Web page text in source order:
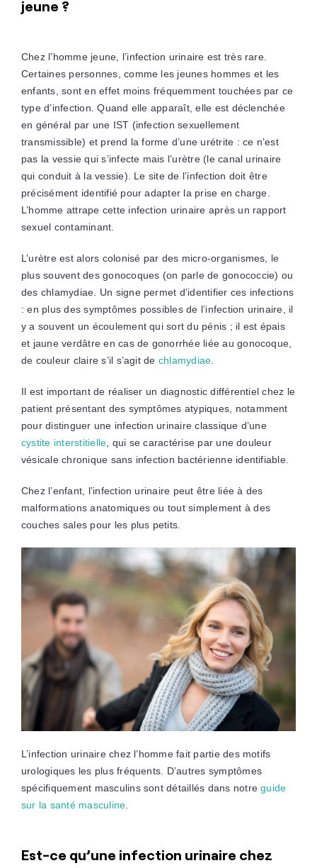
jeune ?
Chez l’homme jeune, l’infection urinaire est très rare.
Certaines personnes, comme les jeunes hommes et les
enfants, sont en effet moins fréquemment touchées par ce
type d’infection. Quand elle apparaît, elle est déclenchée
en général par une IST (infection sexuellement
transmissible) et prend la forme d’une urétrite : ce n’est
pas la vessie qui s’infecte mais l’urètre (le canal urinaire
qui conduit à la vessie). Le site de l’infection doit être
précisément identifié pour adapter la prise en charge.
L’homme attrape cette infection urinaire après un rapport
sexuel contaminant.
L’urètre est alors colonisé par des micro-organismes, le
plus souvent des gonocoques (on parle de gonococcie) ou
des chlamydiae. Un signe permet d’identifier ces infections
: en plus des symptômes possibles de l’infection urinaire, il
y a souvent un écoulement qui sort du pénis ; il est épais
et jaune verdâtre en cas de gonorrhée liée au gonocoque,
de couleur claire s’il s’agit de chlamydiae
Il est important de réaliser un diagnostic différentiel chez le
patient présentant des symptômes atypiques, notamment
pour distinguer une infection urinaire classique d’une
cystite interstitielle , qui se caractérise par une douleur
vésicale chronique sans infection bactérienne identifiable.
Chez l’enfant, l’infection urinaire peut être liée à des
malformations anatomiques ou tout simplement à des
couches sales pour les plus petits.
L’infection urinaire chez l’homme fait partie des motifs
urologiques les plus fréquents. D’autres symptômes
spécifiquement masculins sont détaillés dans notreguide
sur la santé masculine.
Est-ce qu’une infection urinaire chez